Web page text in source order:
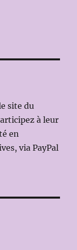
site du
à leur
en
via PayPal